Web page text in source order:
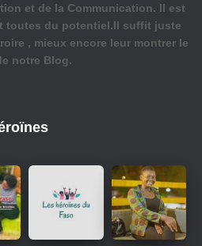
et de la Communication. Il est
toutes du potentiel.Il suffit juste
, mieux encore leur montrer le
notre Blog.